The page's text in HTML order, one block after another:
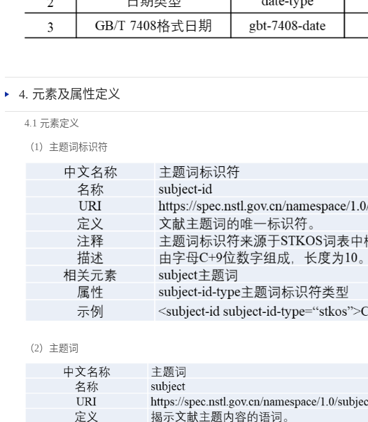
4. 元素及属性定义
4.1 元素定义
（1）主题词标识符
（2）主题词